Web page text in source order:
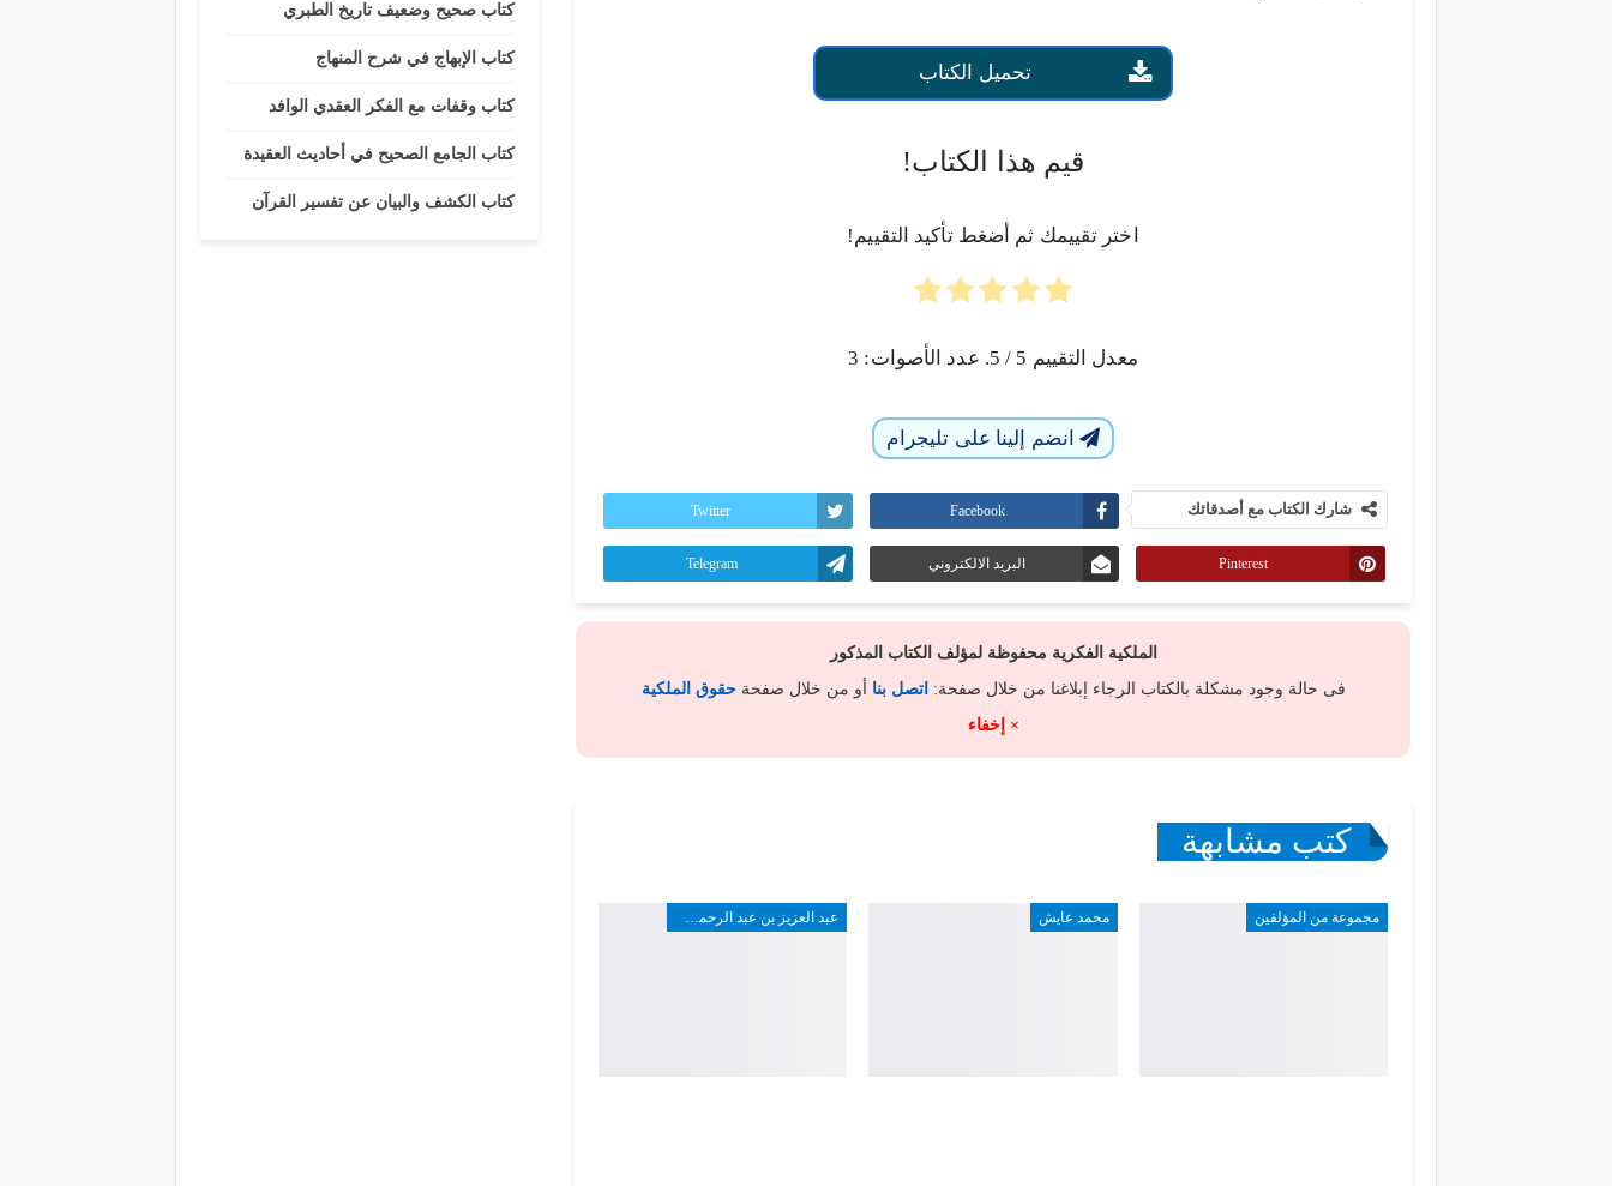
تحميل الكتاب
قيم هذا الكتاب!
اختر تقييمك ثم أضغط تأكيد التقييم!
معدل التقييم 5 / 5. عدد الأصوات: 3
انضم إلينا على تليجرام
شارك الكتاب مع أصدقائك Facebook
Twitter
Pinterest البريد الالكتروني Telegram
الملكية الفكرية محفوظة لمؤلف الكتاب المذكور
فى حالة وجود مشكلة بالكتاب الرجاء إبلاغنا من خلال صفحة: اتصل بنا أو من خلال صفحةحقوق الملكية
× إخفاء
كتب مشابهة
مجموعة من المؤلفين محمد عايش عبد العزيز بن عبد الرحمن بن علي الربيعة
كتاب صحيح وضعيف تاريخ الطبري
كتاب الإبهاج في شرح المنهاج
كتاب وقفات مع الفكر العقدي الوافد
كتاب الجامع الصحيح في أحاديث العقيدة
كتاب الكشف والبيان عن تفسير القرآن